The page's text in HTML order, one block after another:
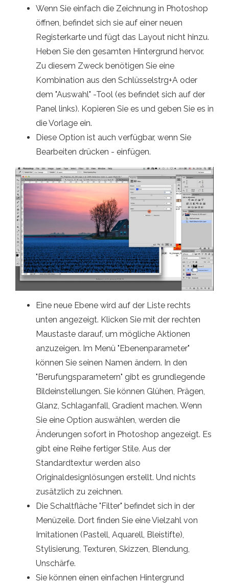
Wenn Sie einfach die Zeichnung in Photoshop
öffnen, befindet sich sie auf einer neuen
Registerkarte und fügt das Layout nicht hinzu.
Heben Sie den gesamten Hintergrund hervor.
Zu diesem Zweck benötigen Sie eine
Kombination aus den Schlüsselstrg+A oder
dem "Auswahl" -Tool (es befindet sich auf der
Panel links). Kopieren Sie es und geben Sie es in
die Vorlage ein.
Diese Option ist auch verfügbar, wenn Sie
Bearbeiten drücken - einfügen.
Eine neue Ebene wird auf der Liste rechts
unten angezeigt. Klicken Sie mit der rechten
Maustaste darauf, um mögliche Aktionen
anzuzeigen. Im Menü "Ebenenparameter"
können Sie seinen Namen ändern. In den
"Berufungsparametern" gibt es grundlegende
Bildeinstellungen. Sie können Glühen, Prägen,
Glanz, Schlaganfall, Gradient machen. Wenn
Sie eine Option auswählen, werden die
Änderungen sofort in Photoshop angezeigt. Es
gibt eine Reihe fertiger Stile. Aus der
Standardtextur werden also
Originaldesignlösungen erstellt. Und nichts
zusätzlich zu zeichnen.
Die Schaltfläche "Filter" befindet sich in der
Menüzeile. Dort finden Sie eine Vielzahl von
Imitationen (Pastell, Aquarell, Bleistifte),
Stylisierung, Texturen, Skizzen, Blendung,
Unschärfe.
Sie können einen einfachen Hintergrund